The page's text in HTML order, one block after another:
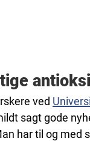
ved
sagt gode
har til og med